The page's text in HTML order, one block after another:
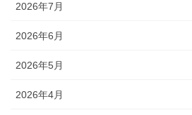
2026年7月
2026年6月
2026年5月
2026年4月